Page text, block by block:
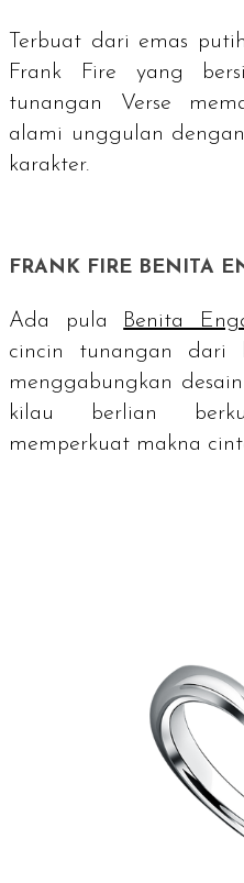
Terbuat dari emas
Frank Fire yang
tunangan Verse
alami unggulan
karakter.
FRANK FIRE BENITA
Ada pula Benita
cincin tunangan dari
menggabungkan
kilau berlian
memperkuat makna